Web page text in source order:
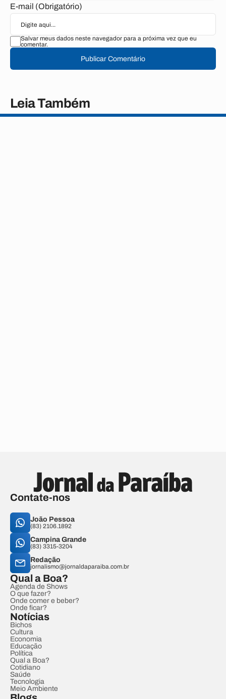
E-mail (Obrigatório)
Salvar meus dados neste navegador para a próxima vez que eu
comentar.
Publicar Comentário
Leia Também
Contate-nos
João Pessoa
(83) 2106.1892
Campina Grande
(83) 3315-3204
Redação
jornalismo@jornaldaparaiba.com.br
Qual a Boa?
Agenda de Shows
O que fazer?
Onde comer e beber?
Onde ficar?
Notícias
Bichos
Cultura
Economia
Educação
Política
Qual a Boa?
Cotidiano
Saúde
Tecnologia
Meio Ambiente